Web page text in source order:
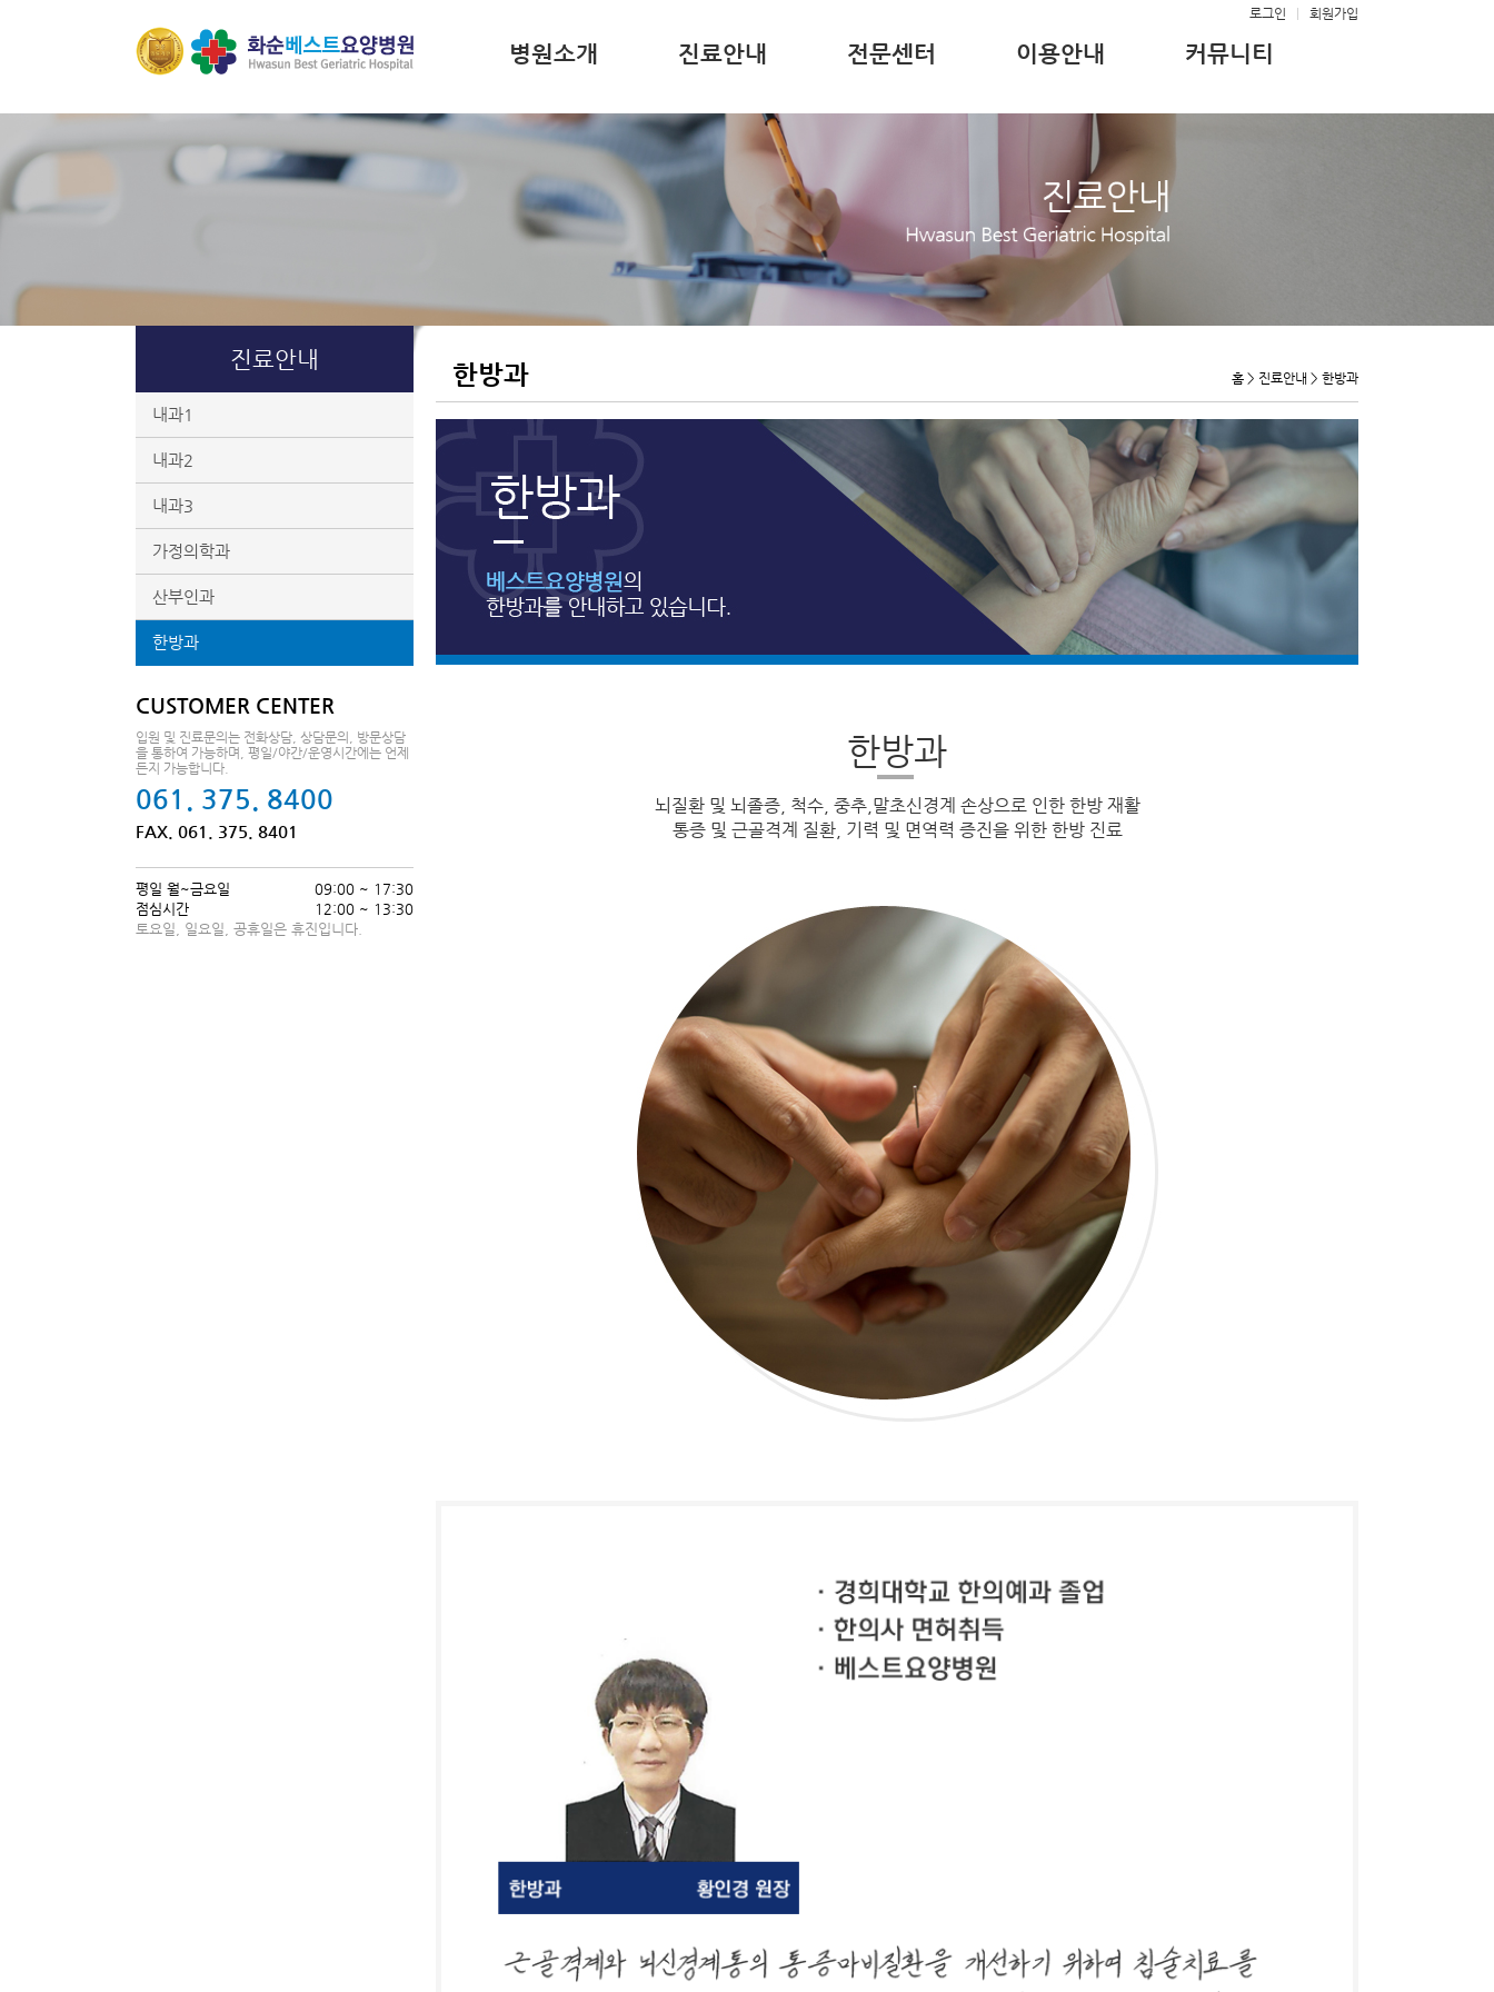
로그인 회원가입
병원소개 진료안내 전문센터 이용안내 커뮤니티
진료안내
내과1
내과2
내과3
가정의학과
산부인과
한방과
CUSTOMER CENTER
입원 및 진료문의는 전화상담, 상담문의, 방문상담
을 통하여 가능하며, 평일/야간/운영시간에는 언제
든지 가능합니다.
061. 375. 8400
FAX. 061. 375. 8401
평일 월~금요일
09:00 ~ 17:30
점심시간
12:00 ~ 13:30
토요일, 일요일, 공휴일은 휴진입니다.
한방과 홈 > 진료안내 > 한방과
한방과
뇌질환 및 뇌졸증, 척수, 중추,말초신경계 손상으로 인한 한방 재활
통증 및 근골격계 질환, 기력 및 면역력 증진을 위한 한방 진료